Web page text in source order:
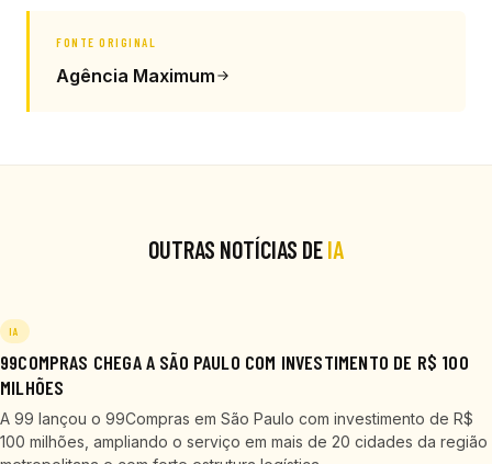
FONTE ORIGINAL
Agência Maximum
OUTRAS NOTÍCIAS DEIA
IA
99COMPRAS CHEGA A SÃO PAULO COM INVESTIMENTO DE R$ 100
MILHÕES
A 99 lançou o 99Compras em São Paulo com investimento de R$
100 milhões, ampliando o serviço em mais de 20 cidades da região